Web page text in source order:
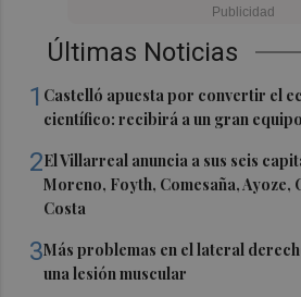
Últimas Noticias
1 Castelló apuesta por convertir el
científico: recibirá a un gran
2El Villarreal anuncia a sus seis
Moreno, Foyth, Comesaña, Ayoze,
Costa
3Más problemas en el lateral
una lesión muscular